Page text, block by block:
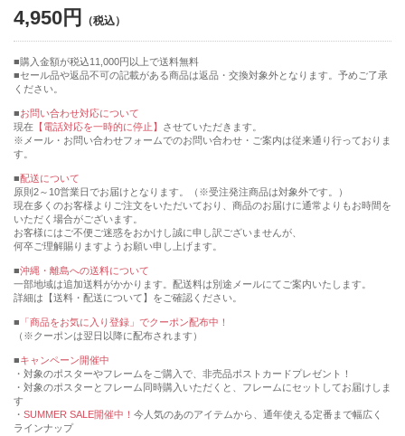
4,950円
購入金額が税込11,000円以上で送料無料
セール品や返品不可の記載がある商品は返品・交換対象外となります。予めご了承
ください。
■お問い合わせ対応について
現在 【電話対応を一時的に停止】 させていただきます。
※メール・お問い合わせフォームでのお問い合わせ・ご案内は従来通り行っておりま
す。
■配送について
原則2～10営業日でお届けとなります。（※受注発注商品は対象外です。）
現在多くのお客様よりご注文をいただいており、商品のお届けに通常よりもお時間を
いただく場合がございます。
お客様にはご不便ご迷惑をおかけし誠に申し訳ございませんが、
何卒ご理解賜りますようお願い申し上げます。
■沖縄・離島への送料について
一部地域は追加送料がかかります。配送料は別途メールにてご案内いたします。
詳細は【送料・配送について】をご確認ください。
■ 「商品をお気に入り登録」でクーポン配布中！
（※クーポンは翌日以降に配布されます）
■キャンペーン開催中
・対象のポスターやフレームをご購入で、非売品ポストカードプレゼント！
・対象のポスターとフレーム同時購入いただくと、フレームにセットしてお届けしま
す
・ SUMMER SALE開催中！ 今人気のあのアイテムから、通年使える定番まで幅広く
ラインナップ